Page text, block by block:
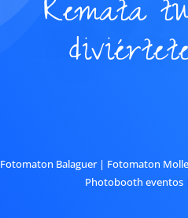
Remata
Fotomaton Balaguer| Fotomaton
Photobooth eventos|